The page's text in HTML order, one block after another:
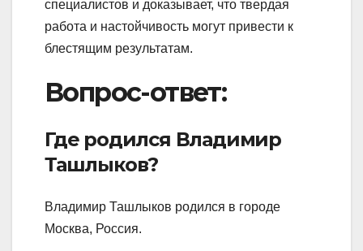
специалистов и доказывает, что твердая
работа и настойчивость могут привести к
блестящим результатам.
Вопрос-ответ:
Где родился Владимир
Ташлыков?
Владимир Ташлыков родился в городе
Москва, Россия.